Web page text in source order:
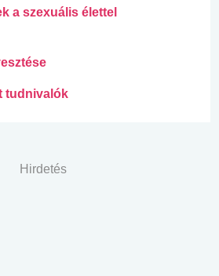
a szexuális élettel
tudnivalók
Hirdetés